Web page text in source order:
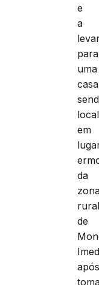
e
a
para
uma
em
da
de